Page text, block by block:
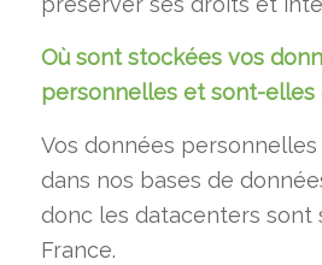
Où sont stockées vos
personnelles et sont-elles
Vos données
dans nos bases de
donc les datacenters sont
France.